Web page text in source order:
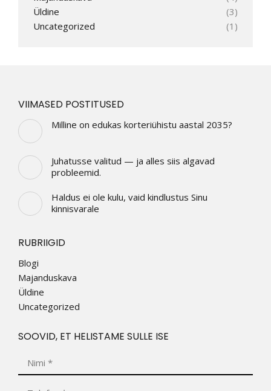
Üldine
(3)
Uncategorized
(1)
VIIMASED POSTITUSED
Milline on edukas korteriühistu aastal 2035?
Juhatusse valitud — ja alles siis algavad
probleemid.
Haldus ei ole kulu, vaid kindlustus Sinu
kinnisvarale
RUBRIIGID
Blogi
Majanduskava
Üldine
Uncategorized
SOOVID, ET HELISTAME SULLE ISE
Telefon *